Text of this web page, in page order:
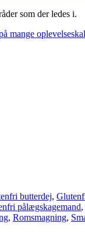
som der ledes i.
mange
butterdej,
pålægskagemand,
, Romsmagning,